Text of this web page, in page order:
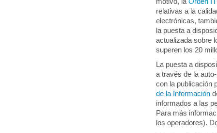
relativas a la
electrónicas,
la puesta a
actualizada sobre
superen los 20
La puesta a
a través de la
con la publicación
de la Información
informados a las
Para más
los operadores).